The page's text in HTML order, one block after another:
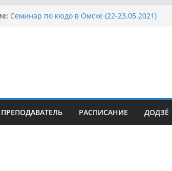
Семинар по кюдо в Омске (22-23.05.2021)
ПРЕПОДАВАТЕЛЬ РАСПИСАНИЕ ДОДЗЁ